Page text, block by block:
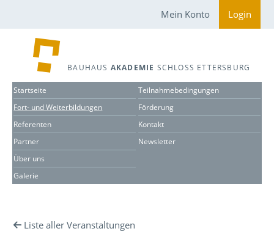
Mein Konto Login
BAUHAUS AKADEMIE SCHLOSS ETTERSBURG
Startseite
Fort- und Weiterbildungen
Referenten
Partner
Über uns
Galerie
Teilnahmebedingungen
Förderung
Kontakt
Newsletter
Liste aller Veranstaltungen